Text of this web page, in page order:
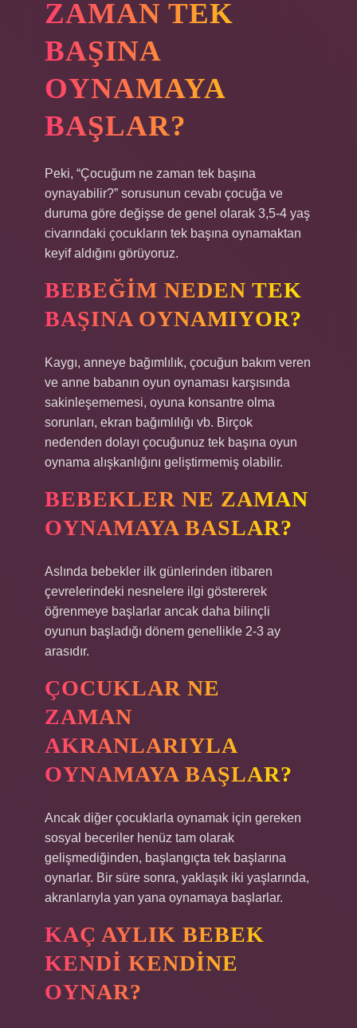
ZAMAN TEK
BAŞINA
OYNAMAYA
BAŞLAR?
Peki, “Çocuğum ne zaman tek başına
oynayabilir?” sorusunun cevabı çocuğa ve
duruma göre değişse de genel olarak 3,5-4 yaş
civarındaki çocukların tek başına oynamaktan
keyif aldığını görüyoruz.
BEBEĞIM NEDEN TEK
BAŞINA OYNAMIYOR?
Kaygı, anneye bağımlılık, çocuğun bakım veren
ve anne babanın oyun oynaması karşısında
sakinleşememesi, oyuna konsantre olma
sorunları, ekran bağımlılığı vb. Birçok
nedenden dolayı çocuğunuz tek başına oyun
oynama alışkanlığını geliştirmemiş olabilir.
BEBEKLER NE ZAMAN
OYNAMAYA BASLAR?
Aslında bebekler ilk günlerinden itibaren
çevrelerindeki nesnelere ilgi göstererek
öğrenmeye başlarlar ancak daha bilinçli
oyunun başladığı dönem genellikle 2-3 ay
arasıdır.
ÇOCUKLAR NE
ZAMAN
AKRANLARIYLA
OYNAMAYA BAŞLAR?
Ancak diğer çocuklarla oynamak için gereken
sosyal beceriler henüz tam olarak
gelişmediğinden, başlangıçta tek başlarına
oynarlar. Bir süre sonra, yaklaşık iki yaşlarında,
akranlarıyla yan yana oynamaya başlarlar.
KAÇ AYLIK BEBEK
KENDI KENDINE
OYNAR?